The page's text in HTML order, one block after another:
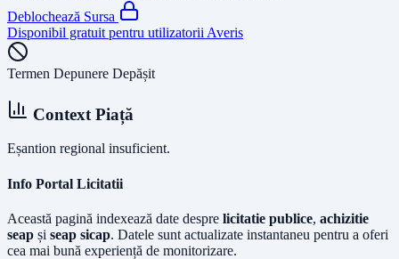
Deblochează Sursa
Disponibil gratuit pentru utilizatorii Averis
Termen Depunere Depășit
Context Piață
Eșantion regional insuficient.
Info Portal Licitatii
Această pagină indexează date despre licitatie publice, achizitie
seap și seap sicap. Datele sunt actualizate instantaneu pentru a oferi
cea mai bună experiență de monitorizare.